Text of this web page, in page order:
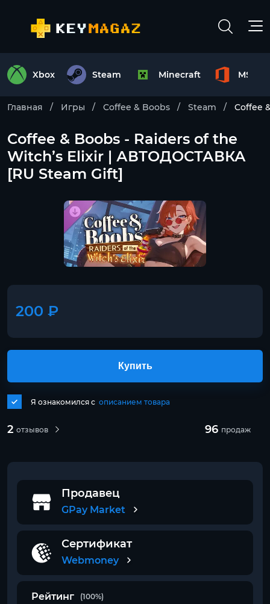
Xbox Steam Minecraft MS
Главная Игры Coffee & Boobs Steam Coffee
Coffee & Boobs - Raiders of the
Witch’s Elixir | АВТОДОСТАВКА
[RU Steam Gift]
200 ₽
2 отзывов 96 продаж
Я ознакомился с описанием товара
Купить
Продавец
GPay Market
Сертификат
Webmoney
Рейтинг (100%)